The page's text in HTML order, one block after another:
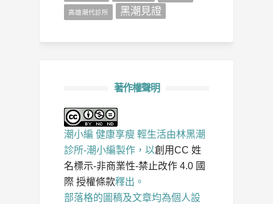
高雄潮代診所 黑潮見證
著作權聲明
潮小編 健康享瘦 輕生活由林黑潮
診所-潮小編製作，以創用CC 姓
名標示-非商業性-禁止改作 4.0 國
際 授權條款釋出。
部落格的圖稿及文章均為個人設